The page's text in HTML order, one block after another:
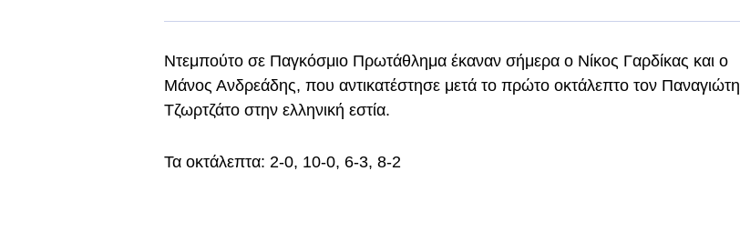
Ντεμπούτο σε Παγκόσμιο Πρωτάθλημα έκαναν σήμερα ο Νίκος Γαρδίκας και ο
Μάνος Ανδρεάδης, που αντικατέστησε μετά το πρώτο οκτάλεπτο τον Παναγιώτη
Τζωρτζάτο στην ελληνική εστία.
Τα οκτάλεπτα: 2-0, 10-0, 6-3, 8-2